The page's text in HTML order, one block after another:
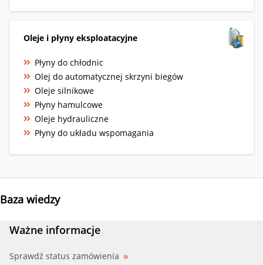
Oleje i płyny eksploatacyjne
Płyny do chłodnic
Olej do automatycznej skrzyni biegów
Oleje silnikowe
Płyny hamulcowe
Oleje hydrauliczne
Płyny do układu wspomagania
Baza wiedzy
Ważne informacje
Sprawdź status zamówienia